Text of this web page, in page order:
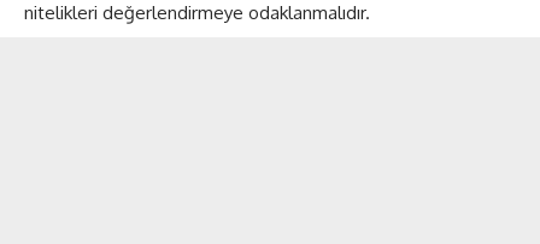
nitelikleri değerlendirmeye odaklanmalıdır.